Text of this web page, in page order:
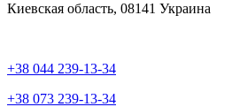
Киевская область, 08141 Украина
+38 044 239-13-34
+38 073 239-13-34